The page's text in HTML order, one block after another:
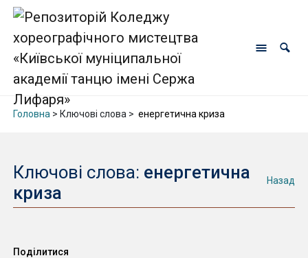
Головна > Ключові слова > енергетична криза
Ключові слова: енергетична
криза
Назад
Поділитися